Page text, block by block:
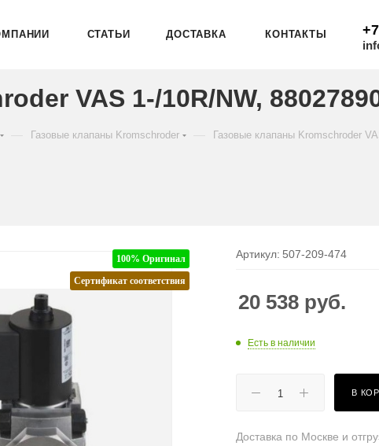
СТАТЬИ ДОСТАВКА КОНТАКТЫ
VAS 1-/10R/NW,
Газовые клапаны Kromschroder Газовые клапаны Kromschroder
100% Оригинал
Сертификат соответствия
Артикул: 507-209-474
20 538 руб.
Есть в наличии
В
Доставка по Москве и